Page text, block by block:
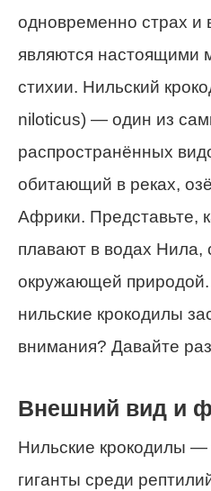
одновременно страх и
являются настоящими
стихии. Нильский
niloticus) — один из
распространённых
обитающий в реках,
Африки. Представьте,
плавают в водах Нила,
окружающей
нильские крокодилы
внимания? Давайте
Внешний вид и
Нильские крокодилы —
гиганты среди